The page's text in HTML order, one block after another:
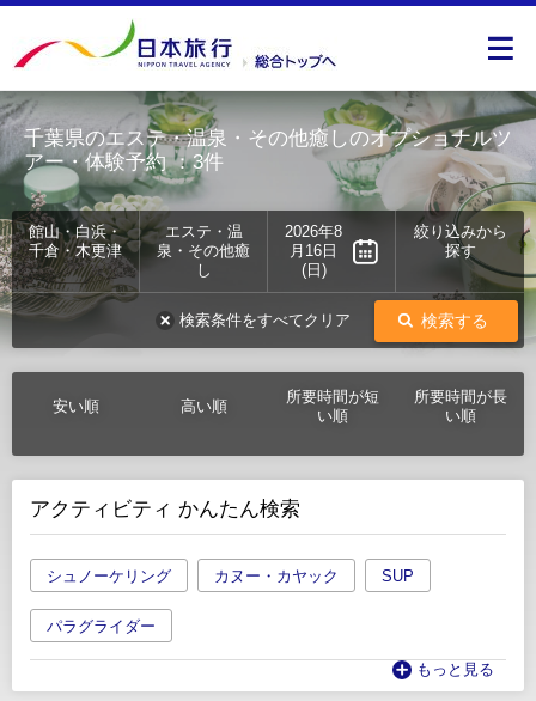
千葉県のエステ・温泉・その他癒しのオプショナルツ
アー・体験予約：3件
館山・白浜・
千倉・木更津
エステ・温
泉・その他癒
し
2026年8
月16日
(日)
絞り込みから
探す
検索する
検索条件をすべてクリア
安い順 高い順
所要時間が短
い順
所要時間が長
い順
アクティビティ かんたん検索
シュノーケリング カヌー・カヤック SUP
パラグライダー
もっと見る